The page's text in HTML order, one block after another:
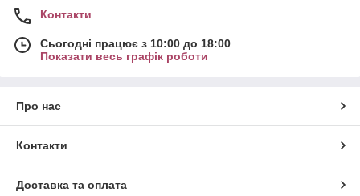
Контакти
Сьогодні працює з 10:00 до 18:00
Показати весь графік роботи
Про нас
Контакти
Доставка та оплата